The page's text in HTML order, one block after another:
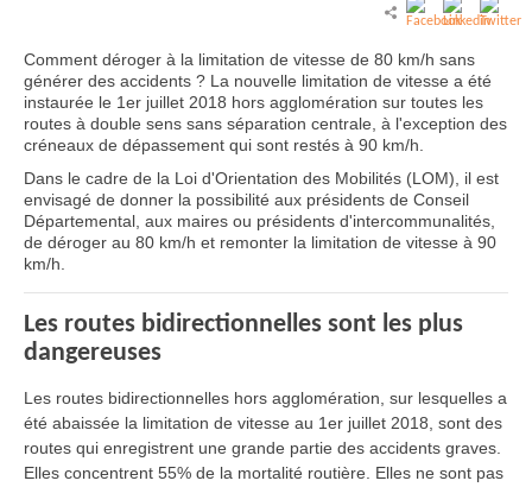
Comment déroger à la limitation de vitesse de 80 km/h sans
générer des accidents ? La nouvelle limitation de vitesse a été
instaurée le 1er juillet 2018 hors agglomération sur toutes les
routes à double sens sans séparation centrale, à l'exception des
créneaux de dépassement qui sont restés à 90 km/h.
Dans le cadre de la Loi d'Orientation des Mobilités (LOM), il est
envisagé de donner la possibilité aux présidents de Conseil
Départemental, aux maires ou présidents d'intercommunalités,
de déroger au 80 km/h et remonter la limitation de vitesse à 90
km/h.
Les routes bidirectionnelles sont les plus
dangereuses
Les routes bidirectionnelles hors agglomération, sur lesquelles a
été abaissée la limitation de vitesse au 1er juillet 2018, sont des
routes qui enregistrent une grande partie des accidents graves.
Elles concentrent 55% de la mortalité routière. Elles ne sont pas